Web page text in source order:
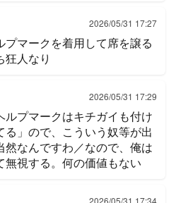
2026/05/31 17:27
プマークを着用して席を譲る
狂人なり
2026/05/31 17:29
ルプマークはキチガイも付け
る」ので、こういう奴等が出
然なんですわ／なので、俺は
無視する。何の価値もない
2026/05/31 17:34